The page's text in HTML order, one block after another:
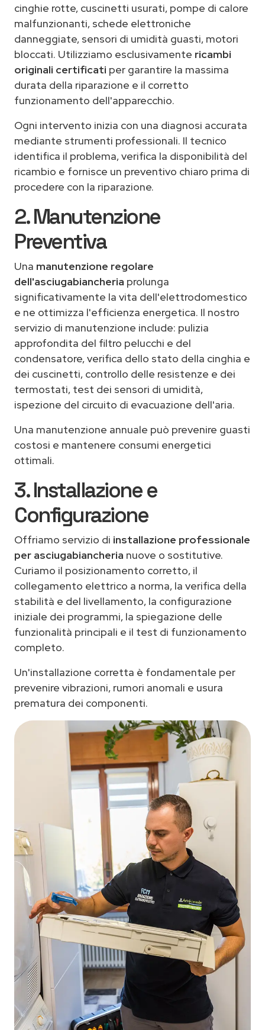
cinghie rotte, cuscinetti usurati, pompe di calore
malfunzionanti, schede elettroniche
danneggiate, sensori di umidità guasti, motori
bloccati. Utilizziamo esclusivamente ricambi
originali certificati per garantire la massima
durata della riparazione e il corretto
funzionamento dell'apparecchio.
Ogni intervento inizia con una diagnosi accurata
mediante strumenti professionali. Il tecnico
identifica il problema, verifica la disponibilità del
ricambio e fornisce un preventivo chiaro prima di
procedere con la riparazione.
2. Manutenzione
Preventiva
Una manutenzione regolare
dell'asciugabiancheria prolunga
significativamente la vita dell'elettrodomestico
e ne ottimizza l'efficienza energetica. Il nostro
servizio di manutenzione include: pulizia
approfondita del filtro pelucchi e del
condensatore, verifica dello stato della cinghia e
dei cuscinetti, controllo delle resistenze e dei
termostati, test dei sensori di umidità,
ispezione del circuito di evacuazione dell'aria.
Una manutenzione annuale può prevenire guasti
costosi e mantenere consumi energetici
ottimali.
3. Installazione e
Configurazione
Offriamo servizio di installazione professionale
per asciugabiancheria nuove o sostitutive.
Curiamo il posizionamento corretto, il
collegamento elettrico a norma, la verifica della
stabilità e del livellamento, la configurazione
iniziale dei programmi, la spiegazione delle
funzionalità principali e il test di funzionamento
completo.
Un'installazione corretta è fondamentale per
prevenire vibrazioni, rumori anomali e usura
prematura dei componenti.